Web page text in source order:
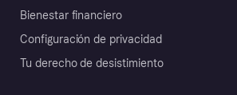
Bienestar financiero
Configuración de privacidad
Tu derecho de desistimiento